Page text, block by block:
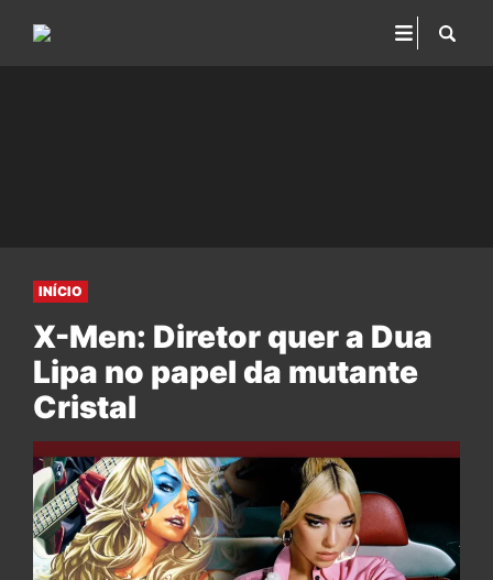
INÍCIO
X-Men: Diretor quer a Dua
Lipa no papel da mutante
Cristal